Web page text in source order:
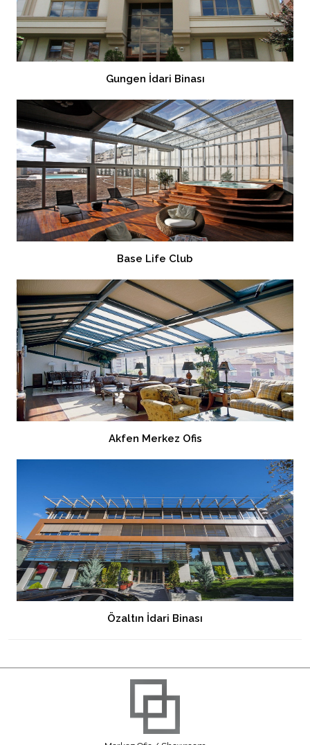
Gungen İdari Binası
Base Life Club
Akfen Merkez Ofis
Özaltın İdari Binası